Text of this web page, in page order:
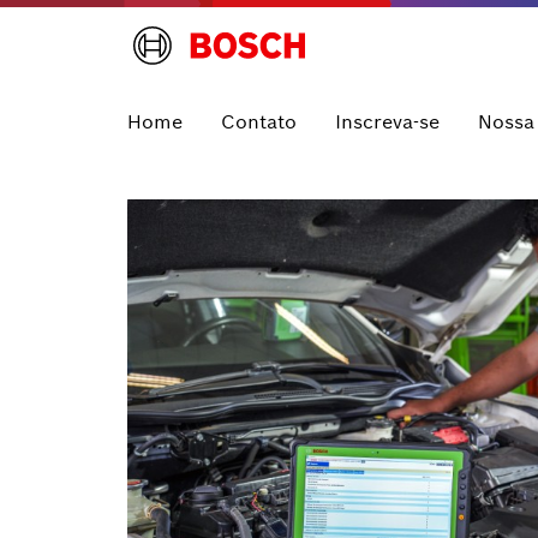
Home Contato Inscreva-se